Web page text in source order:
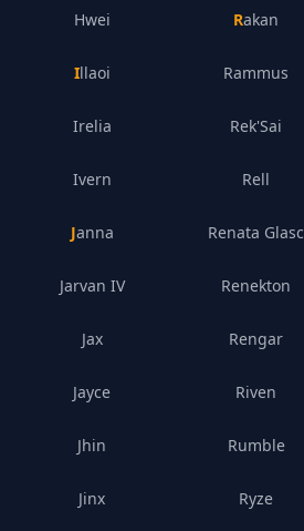
Hwei
Illaoi
Irelia
Ivern
Janna
Jarvan IV
Jax
Jayce
Jhin
Jinx
Rakan
Rammus
Rek'Sai
Rell
Renata Glasc
Renekton
Rengar
Riven
Rumble
Ryze